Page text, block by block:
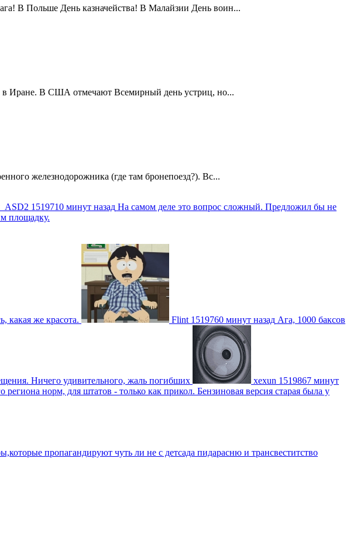
В Польше День казначейства! В Малайзии День воин...
в Иране. В США отмечают Всемирный день устриц, но...
железнодорожника (где там бронепоезд?). Вс...
ASD2 1519710 минут назад На самом деле это вопрос сложный. Предложил бы не
площадку.
какая же красота. Flint 1519760 минут назад Ага, 1000 баксов
Ничего удивительного, жаль погибших xexun 1519867 минут
норм, для штатов - только как прикол. Бензиновая версия старая была у
пропагандируют чуть ли не с детсада пидарасню и трансвеститство